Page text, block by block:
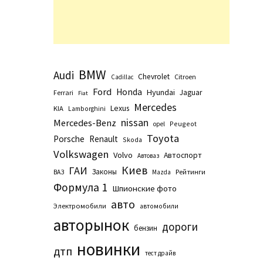
Audi BMW Cadillac Chevrolet Citroen
Ferrari
Fiat Ford Honda Hyundai Jaguar
KIA Lamborghini Lexus Mercedes
Mercedes-Benz nissan opel Peugeot
Porsche Renault Skoda
Toyota
Volkswagen Volvo Автоваз Автоспорт
ВАЗ ГАИ Законы Киев Маzda Рейтинги
Формула 1 Шпионские фото
Электромобили авто автомобили
авторынок бензин дороги
дтп новинки тест драйв